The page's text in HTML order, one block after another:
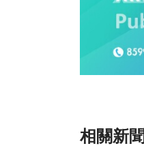
相關新聞